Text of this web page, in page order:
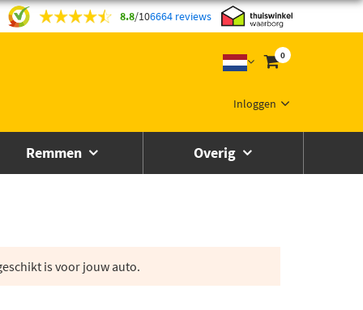
8.8/106664 reviews
0
Inloggen
Remmen Overig
is voor jouw auto.